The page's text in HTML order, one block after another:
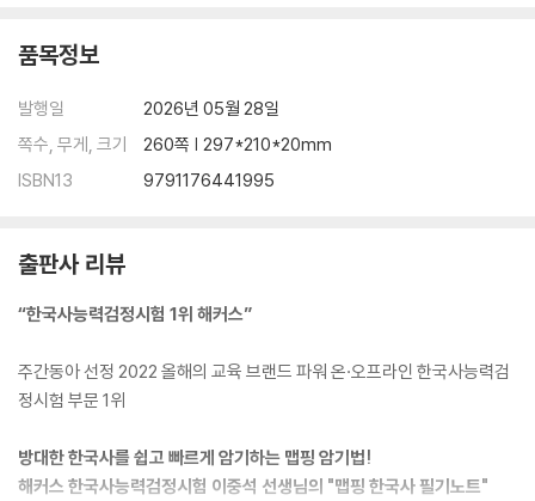
9 고려 말 원의 내정 간섭과 개혁 정치
10 고려의 경제
11 고려의 신분 제도
12 고려의 사회
13 유학의 발달과 교육 기관
14 고려의 역사서
17 고려 귀족 문화의 발달
고려 또! 나올 기출 자료
고려 핵심 내용 총정리
조선 시대 흐름 잡기
1 조선의 건국 과정과 국가 기틀 마련
품목정보
발행일
2026년 05월 28일
쪽수, 무게, 크기
260쪽 | 297*210*20mm
ISBN13
9791176441995
출판사 리뷰
“한국사능력검정시험 1위 해커스”
주간동아 선정 2022 올해의 교육 브랜드 파워 온·오프라인 한국사능력검
정시험 부문 1위
방대한 한국사를 쉽고 빠르게 암기하는 맵핑 암기법!
해커스 한국사능력검정시험 이중석 선생님의 "맵핑 한국사 필기노트"